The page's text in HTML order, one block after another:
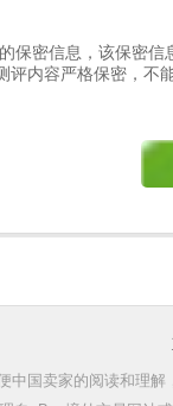
保密信息，该保密
内容严格保密，不
中国卖家的阅读和理